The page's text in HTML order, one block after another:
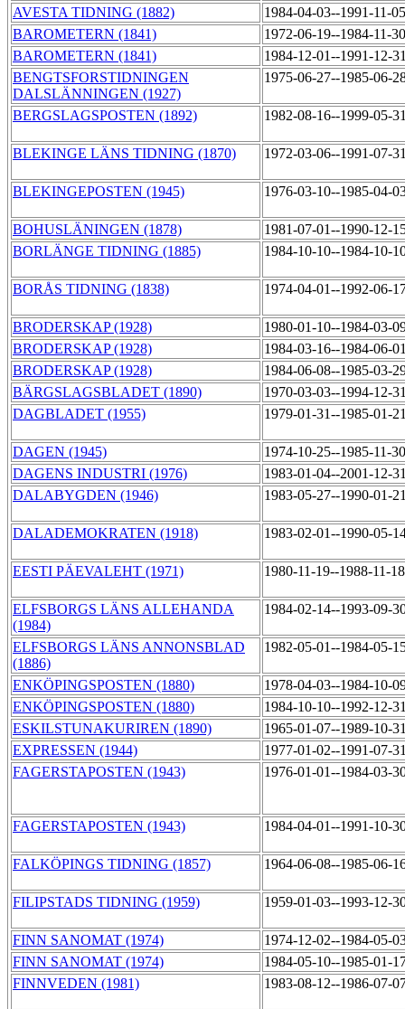
AVESTA TIDNING (1882)
1984-04-03--1991-11-
BAROMETERN (1841)
1972-06-19--1984-11-
BAROMETERN (1841)
1984-12-01--1991-12-
BENGTSFORSTIDNINGEN
DALSLÄNNINGEN (1927)
1975-06-27--1985-06-
BERGSLAGSPOSTEN (1892) 1982-08-16--1999-05-
BLEKINGE LÄNS TIDNING (1870) 1972-03-06--1991-07-
BLEKINGEPOSTEN (1945) 1976-03-10--1985-04-
BOHUSLÄNINGEN (1878)
1981-07-01--1990-12-
BORLÄNGE TIDNING (1885)
1984-10-10--1984-10-
BORÅS TIDNING (1838) 1974-04-01--1992-06-
BRODERSKAP (1928)
1980-01-10--1984-03-
BRODERSKAP (1928)
1984-03-16--1984-06-
BRODERSKAP (1928)
1984-06-08--1985-03-
BÄRGSLAGSBLADET (1890)
1970-03-03--1994-12-
DAGBLADET (1955)
1979-01-31--1985-01-
DAGEN (1945)
1974-10-25--1985-11-
DAGENS INDUSTRI (1976)
1983-01-04--2001-12-
DALABYGDEN (1946)
1983-05-27--1990-01-
DALADEMOKRATEN (1918) 1983-02-01--1990-05-
EESTI PÄEVALEHT (1971) 1980-11-19--1988-11-
ELFSBORGS LÄNS ALLEHANDA
(1984)
1984-02-14--1993-09-
ELFSBORGS LÄNS ANNONSBLAD
(1886)
1982-05-01--1984-05-
ENKÖPINGSPOSTEN (1880)
1978-04-03--1984-10-
ENKÖPINGSPOSTEN (1880)
1984-10-10--1992-12-
ESKILSTUNAKURIREN (1890)
1965-01-07--1989-10-
EXPRESSEN (1944)
1977-01-02--1991-07-
FAGERSTAPOSTEN (1943)
1976-01-01--1984-03-
FAGERSTAPOSTEN (1943) 1984-04-01--1991-10-
FALKÖPINGS TIDNING (1857) 1964-06-08--1985-06-
FILIPSTADS TIDNING (1959) 1959-01-03--1993-12-
FINN SANOMAT (1974)
1974-12-02--1984-05-
FINN SANOMAT (1974)
1984-05-10--1985-01-
FINNVEDEN (1981)
1983-08-12--1986-07-